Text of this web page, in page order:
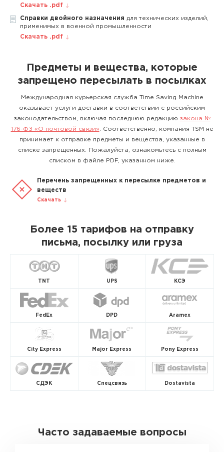
Скачать .pdf
Справки двойного назначения для технических изделий,
применимых в военной промышленности
Скачать .pdf
Предметы и вещества, которые
запрещено пересылать в посылках
Международная курьерская служба Time Saving Machine
оказывает услуги доставки в соответствии с российским
законодательством, включая последнюю редакцию закона №
176-ФЗ «О почтовой связи» . Соответственно, компания TSM не
принимает к отправке предметы и вещества, указанные в
списке запрещенных. Пожалуйста, ознакомьтесь с полным
списком в файле PDF, указанном ниже.
Перечень запрещенных к пересылке предметов и
веществ
Скачать
Более 15 тарифов на отправку
письма, посылку или груза
TNT UPS КСЭ
FedEx DPD Aramex
City Express Major Express Pony Express
СДЭК Спецсвязь Dostavista
Часто задаваемые вопросы